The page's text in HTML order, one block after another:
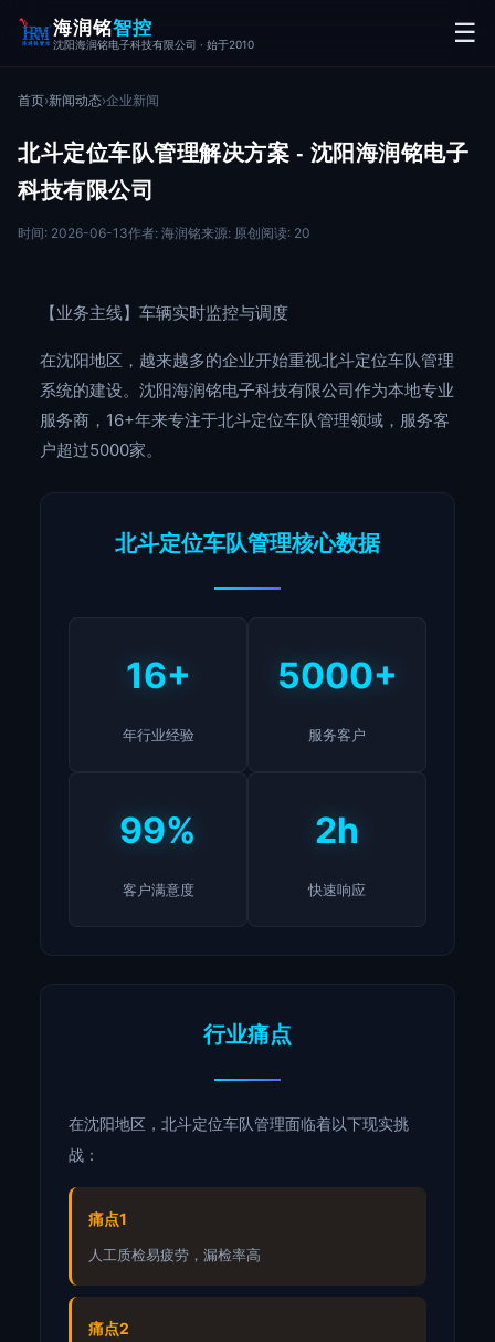
海润铭智控
沈阳海润铭电子科技有限公司 · 始于2010 ☰
首页›新闻动态›企业新闻
北斗定位车队管理解决方案 - 沈阳海润铭电子
科技有限公司
时间: 2026-06-13作者: 海润铭来源: 原创阅读: 20
【业务主线】车辆实时监控与调度
在沈阳地区，越来越多的企业开始重视北斗定位车队管理
系统的建设。沈阳海润铭电子科技有限公司作为本地专业
服务商，16+年来专注于北斗定位车队管理领域，服务客
户超过5000家。
北斗定位车队管理核心数据
16+
年行业经验
5000+
服务客户
99%
客户满意度
2h
快速响应
行业痛点
在沈阳地区，北斗定位车队管理面临着以下现实挑
战：
痛点1
人工质检易疲劳，漏检率高
痛点2